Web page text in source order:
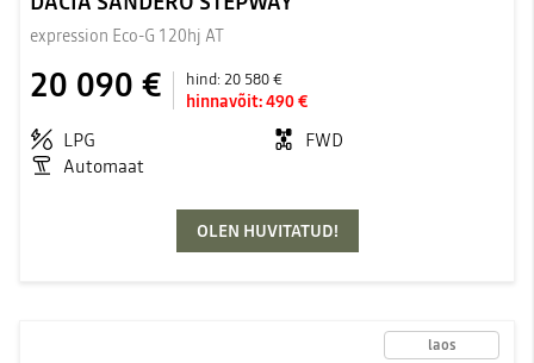
expression Eco-G 120hj AT
20 090 € hind:20 580 €
hinnavõit:490 €
LPG
FWD
Automaat
OLEN HUVITATUD!
laos